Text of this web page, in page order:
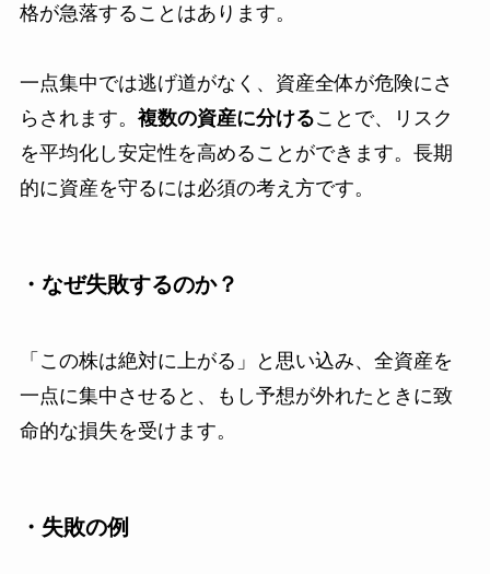
格が急落することはあります。
一点集中では逃げ道がなく、資産全体が危険にさ
らされます。 複数の資産に分けることで、リスク
を平均化し安定性を高めることができます。長期
的に資産を守るには必須の考え方です。
・なぜ失敗するのか？
「この株は絶対に上がる」と思い込み、全資産を
一点に集中させると、もし予想が外れたときに致
命的な損失を受けます。
・失敗の例